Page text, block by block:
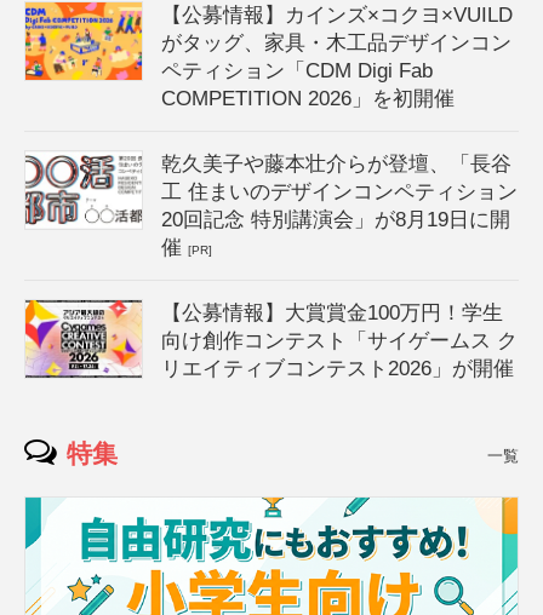
【公募情報】カインズ×コクヨ×VUILD
がタッグ、家具・木工品デザインコン
ペティション「CDM Digi Fab
COMPETITION 2026」を初開催
乾久美子や藤本壮介らが登壇、「長谷
工 住まいのデザインコンペティション
20回記念 特別講演会」が8月19日に開
催[PR]
【公募情報】大賞賞金100万円！学生
向け創作コンテスト「サイゲームス ク
リエイティブコンテスト2026」が開催
特集 一覧